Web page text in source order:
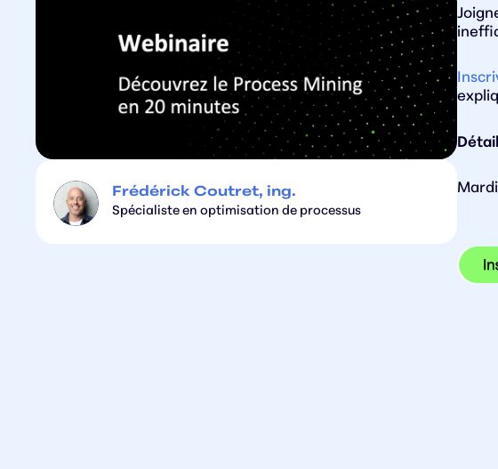
Frédérick Coutret, ing.
Spécialiste en optimisation de processus